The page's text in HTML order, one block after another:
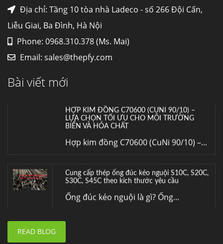
Địa chỉ: Tầng 10 tòa nhà Ladeco - số 266 Đội Cấn,
Liễu Giai, Ba Đình, Hà Nội
Phone: 0968.310.378 (Ms. Mai)
Email: sales@thepfy.com
Bài viết mới
Inox (thép không gỉ) là một trong...
LỰA CHỌN TỐI ƯU CHO MÔI TRƯỜNG
Hợp kim đồng C70600 (CuNi 90/10) –...
Cung cấp thép ống đúc kéo nguội S10C, S20C,
S30C, S45C theo kích thước yêu cầu
Ống đúc kéo nguội là gì? Ống...
Đơn hàng thép SPA-H | corten A cung cấp cho
nhà máy thép Hòa Phát
Fengyang là một trong những nhà
nhất, Mua Inconel 625 tại Việt Nam
READ BLOG